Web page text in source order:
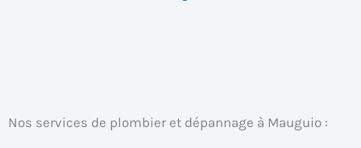
Nos services de plombier et dépannage à Mauguio :